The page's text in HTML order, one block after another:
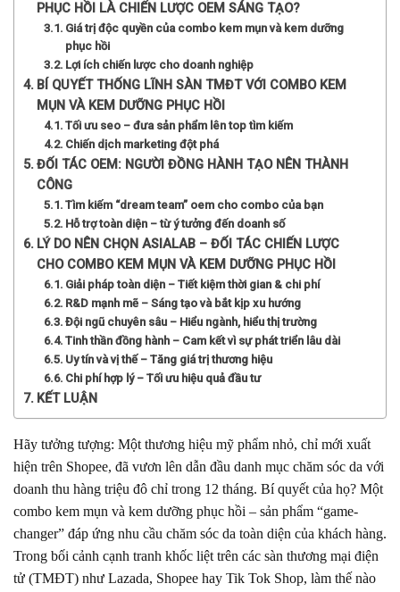
PHỤC HỒI LÀ CHIẾN LƯỢC OEM SÁNG TẠO?
Giá trị độc quyền của combo kem mụn và kem dưỡng
phục hồi
Lợi ích chiến lược cho doanh nghiệp
BÍ QUYẾT THỐNG LĨNH SÀN TMĐT VỚI COMBO KEM
MỤN VÀ KEM DƯỠNG PHỤC HỒI
Tối ưu seo – đưa sản phẩm lên top tìm kiếm
Chiến dịch marketing đột phá
ĐỐI TÁC OEM: NGƯỜI ĐỒNG HÀNH TẠO NÊN THÀNH
CÔNG
Tìm kiếm “dream team” oem cho combo của bạn
Hỗ trợ toàn diện – từ ý tưởng đến doanh số
LÝ DO NÊN CHỌN ASIALAB – ĐỐI TÁC CHIẾN LƯỢC
CHO COMBO KEM MỤN VÀ KEM DƯỠNG PHỤC HỒI
Giải pháp toàn diện – Tiết kiệm thời gian & chi phí
R&D mạnh mẽ – Sáng tạo và bắt kịp xu hướng
Đội ngũ chuyên sâu – Hiểu ngành, hiểu thị trường
Tinh thần đồng hành – Cam kết vì sự phát triển lâu dài
Uy tín và vị thế – Tăng giá trị thương hiệu
Chi phí hợp lý – Tối ưu hiệu quả đầu tư
KẾT LUẬN
Hãy tưởng tượng: Một thương hiệu mỹ phẩm nhỏ, chỉ mới xuất
hiện trên Shopee, đã vươn lên dẫn đầu danh mục chăm sóc da với
doanh thu hàng triệu đô chỉ trong 12 tháng. Bí quyết của họ? Một
combo kem mụn và kem dưỡng phục hồi – sản phẩm “game-
changer” đáp ứng nhu cầu chăm sóc da toàn diện của khách hàng.
Trong bối cảnh cạnh tranh khốc liệt trên các sàn thương mại điện
tử (TMĐT) như Lazada, Shopee hay Tik Tok Shop, làm thế nào